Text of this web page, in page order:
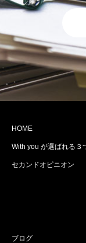
HOME
With you が選ばれる３
セカンドオピニオン
ブログ